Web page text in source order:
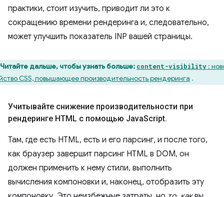
практики, стоит изучить, приводит ли это к
сокращению времени рендеринга и, следовательно,
может улучшить показатель INP вашей страницы.
Читайте дальше, чтобы узнать больше: content-visibility :
CSS, повышающее производительность рендеринга .
Учитывайте снижение производительности при
рендеринге HTML с помощью JavaScript.
Там, где есть HTML, есть и его парсинг, и после того,
как браузер завершит парсинг HTML в DOM, он
должен применить к нему стили, выполнить
вычисления компоновки и, наконец, отобразить эту